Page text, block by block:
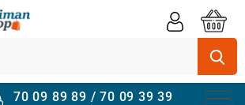
70 09 89 89 / 70 09 39 39